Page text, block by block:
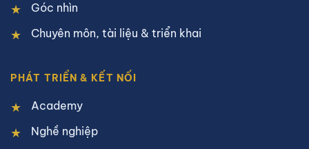
Góc nhìn
Chuyên môn, tài liệu & triển khai
PHÁT TRIỂN & KẾT NỐI
Academy
Nghề nghiệp